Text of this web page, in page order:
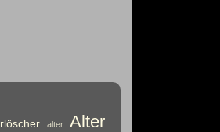
alter
Alter